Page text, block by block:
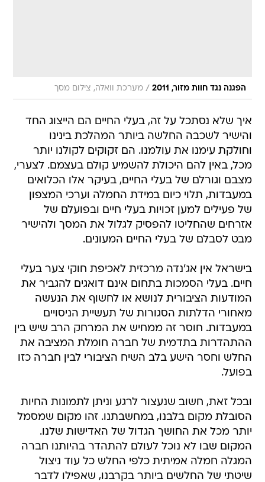
הפגנה נגד חוות מזור, 2011 / מערכת וואלה, צילום מסך
איך שלא נסתכל על זה, בעלי החיים הם הייצוג החד
והישיר לשכבה החלשה ביותר המהלכת בינינו
וחולקת עימנו את עולמנו. הם זקוקים לקולנו יותר
מכל, באין להם היכולת להשמיע קולם בעצמם. לצערי,
מצבם וגורלם של בעלי החיים, בעיקר אלו הכלואים
במעבדות, תלוי כיום במידת החמלה וערכי המצפון
של פעילים למען זכויות בעלי חיים ובפועלם של
אזרחים שהחליטו להפסיק לגלול את המסך ולהישיר
מבט לסבלם של בעלי החיים המעונים.
בישראל אין אג'נדה מרכזית לאכיפת חוקי צער בעלי
חיים. בעלי הסמכות בתחום אינם דואגים להגביר את
המודעות הציבורית לנושא או לחשוף את הנעשה
מאחורי הדלתות הסגורות של תעשיית הניסויים
במעבדות. חוסר זה ממחיש את המרחק הרב שיש בין
ההתהדרות בתדמית של חברה חומלת המציבה את
החלש וחסר הישע בלב השיח הציבורי לבין חברה כזו
בפועל.
ובכל זאת, חשוב שנעצור לרגע וניתן לתמונות החיות
הסובלת מקום בלבנו, במחשבתנו. זהו מקום שמסמל
יותר מכל את החושך הגדול של האדישות שלנו.
המקום שבו לא נוכל לעולם להתהדר בהיותנו חברה
המגלה חמלה אמיתית כלפי החלש כל עוד ניצול
שיטתי של החלשים ביותר בקרבנו, שאפילו לדבר